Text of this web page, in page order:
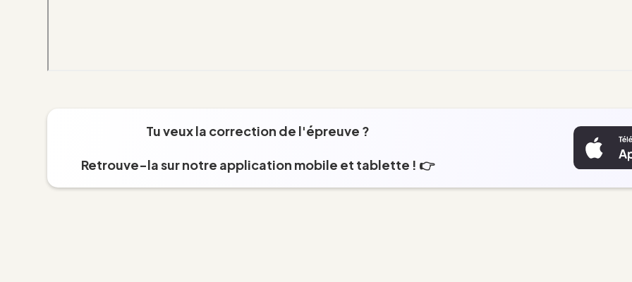
Tu veux la correction de l'épreuve ?
Retrouve-la sur notre application mobile et tablette ! 👉